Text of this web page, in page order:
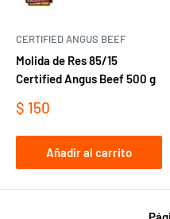
CERTIFIED ANGUS BEEF
Molida de Res 85/15
Certified Angus Beef 500 g
Precio
venta
$ 150
Añadir al carrito